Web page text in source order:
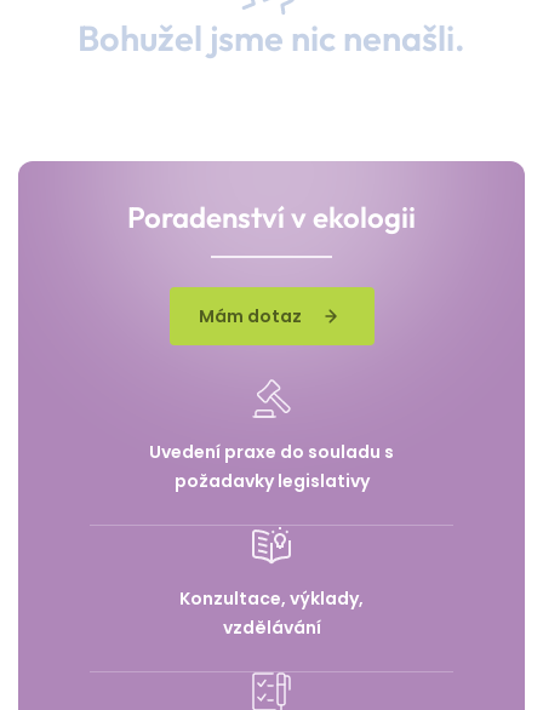
Bohužel jsme nic nenašli.
Poradenství v ekologii
Mám dotaz
Uvedení praxe do souladu s
požadavky legislativy
Konzultace, výklady,
vzdělávání